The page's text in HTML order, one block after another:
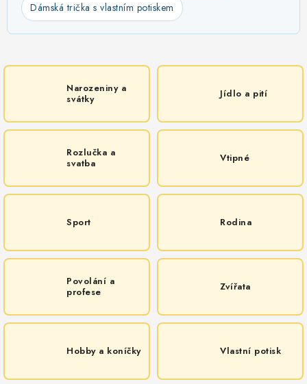
Dámská trička s vlastním potiskem
Narozeniny a
svátky
Jídlo a pití
Rozlučka a
svatba
Vtipné
Sport Rodina
Povolání a
profese
Zvířata
Hobby a koníčky Vlastní potisk